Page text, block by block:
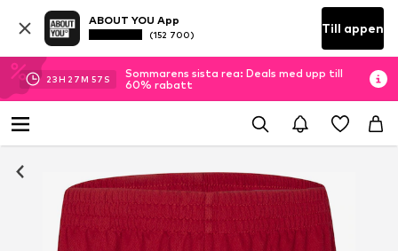
ABOUT YOU App
(152 700) Till appen
23H 27M 57 S
Sommarens sista rea: Deals med upp till
60% rabatt